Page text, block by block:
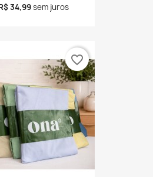
34,99sem juros
favorite_border